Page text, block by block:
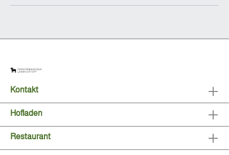
Kontakt
Hofladen
Restaurant